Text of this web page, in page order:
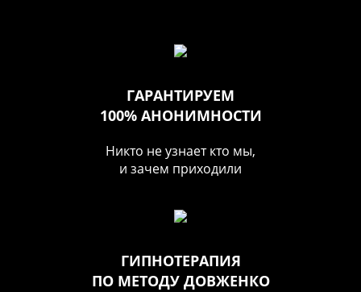
ГАРАНТИРУЕМ
100% АНОНИМНОСТИ
Никто не узнает кто мы,
и зачем приходили
ГИПНОТЕРАПИЯ
ПО МЕТОДУ ДОВЖЕНКО